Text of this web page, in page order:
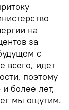
на
за
с
всего, идет
поэтому
более лет,
мы ощутим.